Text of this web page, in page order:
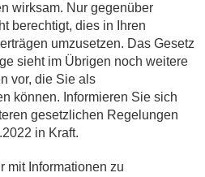
wirksam. Nur gegenüber
berechtigt, dies in Ihren
umzusetzen. Das Gesetz
sieht im Übrigen noch weitere
vor, die Sie als
können. Informieren Sie sich
gesetzlichen Regelungen
in Kraft.
mit Informationen zu